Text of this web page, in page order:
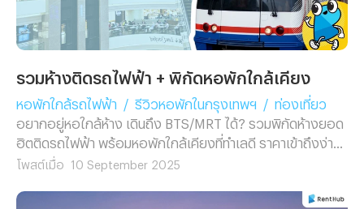
รวมห้างติดรถไฟฟ้า + พิกัดหอพักใกล้เคียง
หอพักใกล้รถไฟฟ้า / รีวิวหอพักในกรุงเทพฯ /
ท่องเที่ยว
อยากอยู่หอใกล้ห้าง เดินถึง BTS/MRT ได้? รวมพิกัดห้างยอด
ฮิตติดรถไฟฟ้า พร้อมหอพักใกล้เคียงที่ทำเลดี ราคาเข้าถึงง่าย
ใช้ชีวิตเมืองได้ครบทุกมุม
โพสต์เมื่อ 10 September 2025